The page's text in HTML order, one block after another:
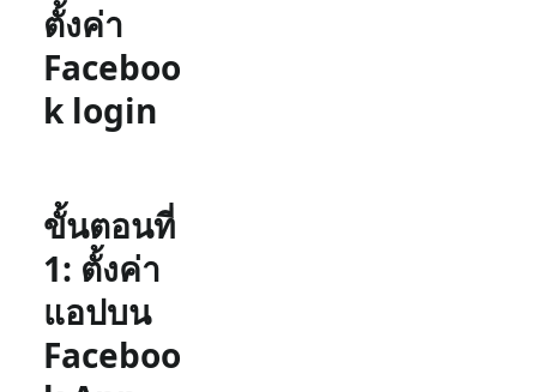
ตั้งค่า
Faceboo
k login
ขั้นตอนที่
1: ตั้งค่า
แอปบน
Faceboo